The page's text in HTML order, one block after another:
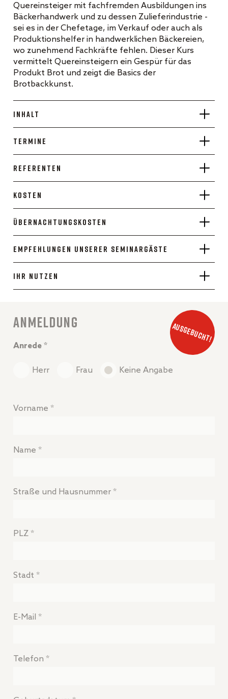
Quereinsteiger mit fachfremden Ausbildungen ins
Bäckerhandwerk und zu dessen Zulieferindustrie -
sei es in der Chefetage, im Verkauf oder auch als
Produktionshelfer in handwerklichen Bäckereien,
wo zunehmend Fachkräfte fehlen. Dieser Kurs
vermittelt Quereinsteigern ein Gespür für das
Produkt Brot und zeigt die Basics der
Brotbackkunst.
Inhalt
Termine
Referenten
Kosten
Übernachtungskosten
Empfehlungen unserer Seminargäste
Ihr Nutzen
Anmeldung
Anrede *
Herr Frau Keine Angabe
Vorname *
Name *
Straße und Hausnummer *
PLZ *
Stadt *
E-Mail *
Telefon *